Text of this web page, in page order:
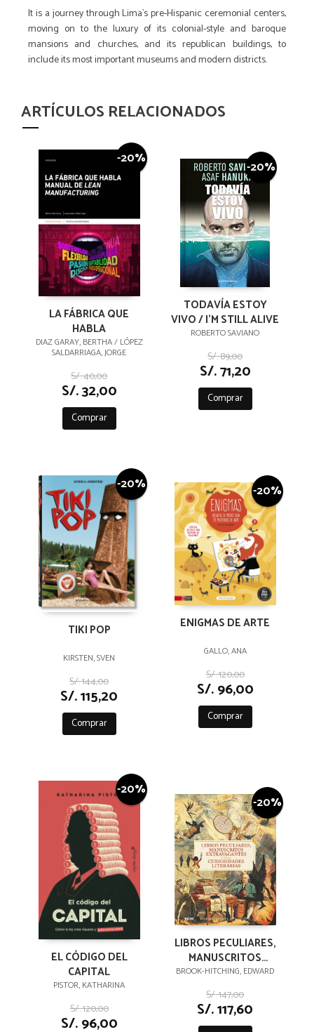
It is a journey through Lima`s pre-Hispanic ceremonial centers,
moving on to the luxury of its colonial-style and baroque
mansions and churches, and its republican buildings, to
include its most important museums and modern districts.
ARTÍCULOS RELACIONADOS
-20%
LA FÁBRICA QUE
HABLA
DIAZ GARAY, BERTHA / LÓPEZ
SALDARRIAGA, JORGE
S/. 40,00
S/. 32,00
Comprar
-20%
TODAVÍA ESTOY
VIVO / I'M STILL ALIVE
ROBERTO SAVIANO
S/. 89,00
S/. 71,20
Comprar
-20%
TIKI POP
KIRSTEN, SVEN
S/. 144,00
S/. 115,20
Comprar
-20%
ENIGMAS DE ARTE
GALLO, ANA
S/. 120,00
S/. 96,00
Comprar
-20%
EL CÓDIGO DEL
CAPITAL
PISTOR, KATHARINA
S/. 120,00
S/. 96,00
-20%
LIBROS PECULIARES,
MANUSCRITOS
EXTRAVAGANTES Y
OTRAS
CURIOSIDADES
LITERARIAS
BROOK-HITCHING, EDWARD
S/. 147,00
S/. 117,60